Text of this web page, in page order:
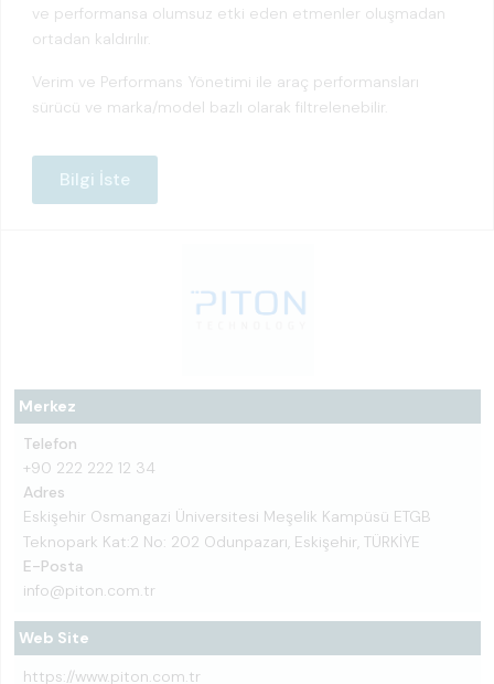
Merkez
Telefon
+90 222 222 12 34
Adres
Eskişehir Osmangazi Üniversitesi Meşelik Kampüsü ETGB
Teknopark Kat:2 No: 202 Odunpazarı, Eskişehir, TÜRKİYE
E-Posta
info@piton.com.tr
Web Site
https://www.piton.com.tr
ve performansa olumsuz etki eden etmenler oluşmadan
ortadan kaldırılır.
Verim ve Performans Yönetimi ile araç performansları
sürücü ve marka/model bazlı olarak filtrelenebilir.
Bilgi İste